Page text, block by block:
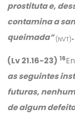
prostituta e,
contamina a
queimada”(NVT).
(Lv 21.16-23) 16
as seguintes
futuras,
de algum